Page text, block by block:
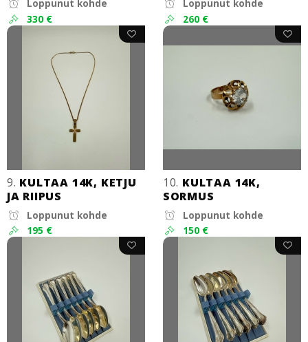
Loppunut kohde
330 €
Loppunut kohde
260 €
9. KULTAA 14K, KETJU
JA RIIPUS
Loppunut kohde
195 €
10. KULTAA 14K,
SORMUS
Loppunut kohde
150 €